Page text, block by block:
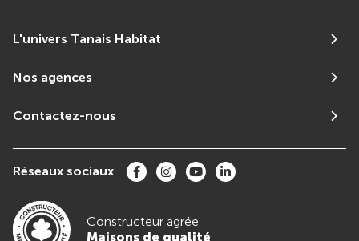
L'univers Tanais Habitat
Nos agences
Contactez-nous
Réseaux sociaux
Constructeur agrée
Maisons de qualité